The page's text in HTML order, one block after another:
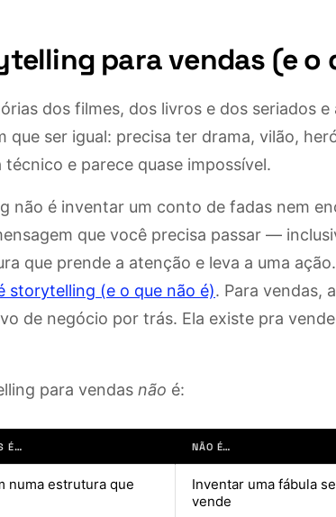
para vendas (e o
dos filmes, dos livros e dos seriados
que ser igual: precisa ter drama, vilão,
e parece quase impossível.
não é inventar um conto de fadas nem
que você precisa passar —
que prende a atenção e leva a uma
storytelling (e o que não é). Para vendas,
de negócio por trás. Ela existe pra
para vendas não é:
É… NÃO É…
numa estrutura que
Inventar uma fábula
vende